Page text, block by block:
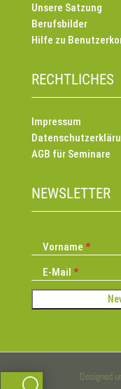
Unsere Satzung
Berufsbilder
Hilfe zu
RECHTLICHES
Impressum
AGB für Seminare
NEWSLETTER
Vorname
E-Mail
Designed